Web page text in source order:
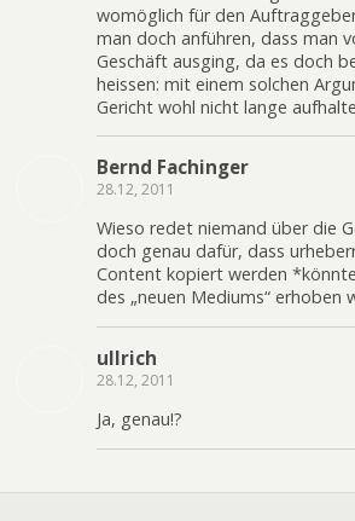
womöglich für den
man doch anführen, dass man
Geschäft ausging, da es doch
heissen: mit einem solchen
Gericht wohl nicht lange
Bernd Fachinger
28.12, 2011
Wieso redet niemand über die
doch genau dafür, dass
Content kopiert werden
des „neuen Mediums“ erhoben
ullrich
28.12, 2011
Ja, genau!?